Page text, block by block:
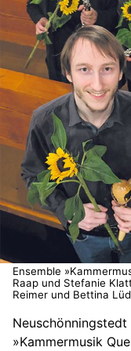
Ensemble
Raap und Stefanie
Reimer und Bettina
»Kammermusik